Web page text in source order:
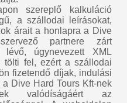
szereplő kalkuláció
a szállodai leírásokat,
árait a honlapra a Dive
partnere zárt
lévő, úgynevezett XML
tölti fel, ezért a szállodai
fizetendő díjak, indulási
Dive Hard Tours Kft-nek
valódíságáért az